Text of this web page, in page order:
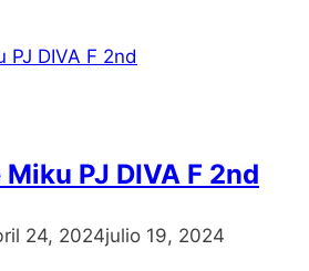
PJ DIVA F 2nd
24, 2024julio 19, 2024